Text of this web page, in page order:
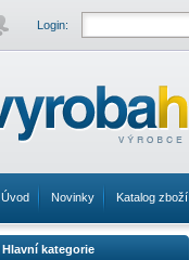
Login:
Úvod Novinky Katalog zboží
Hlavní kategorie